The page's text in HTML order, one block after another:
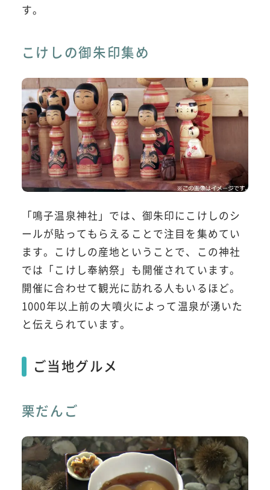
す。
こけしの御朱印集め
「鳴子温泉神社」では、御朱印にこけしのシ
ールが貼ってもらえることで注目を集めてい
ます。こけしの産地ということで、この神社
では「こけし奉納祭」も開催されています。
開催に合わせて観光に訪れる人もいるほど。
1000年以上前の大噴火によって温泉が湧いた
と伝えられています。
ご当地グルメ
栗だんご